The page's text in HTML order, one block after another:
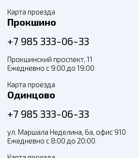
Карта проезда
Прокшино
+7 985 333-06-33
Прокшинский проспект, 11
Ежедневно с 9:00 до 19:00
Карта проезда
Одинцово
+7 985 333-06-33
ул. Маршала Неделина, 6а, офис 910
Ежедневно с 8:00 до 20:00